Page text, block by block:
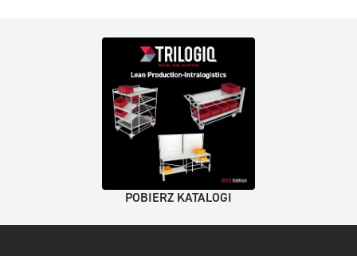
POBIERZ KATALOGI